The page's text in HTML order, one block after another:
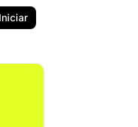
Iniciar